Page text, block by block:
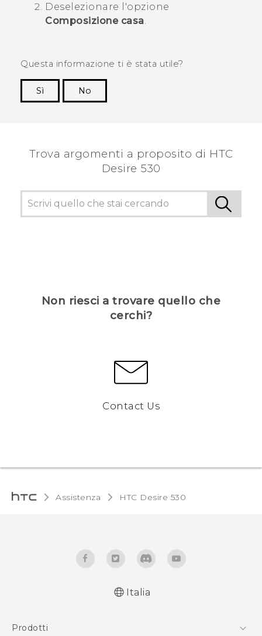
Deselezionare l'opzione
Composizione casa.
Questa informazione ti è stata utile?
Sì
No
Trova argomenti a proposito di HTC
Desire 530
Non riesci a trovare quello che
cerchi?
Contact Us
Assistenza HTC Desire 530‎
Italia
Prodotti